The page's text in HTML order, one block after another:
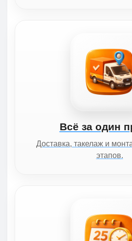
Всё за один
Доставка, такелаж и
этапов.